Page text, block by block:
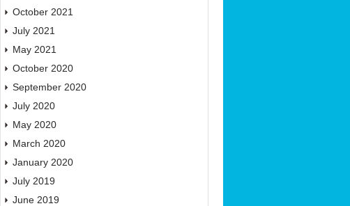
October 2021
July 2021
May 2021
October 2020
September 2020
July 2020
May 2020
March 2020
January 2020
July 2019
June 2019